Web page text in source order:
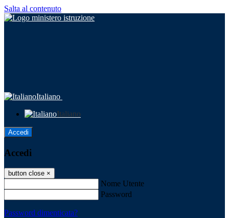
Salta al contenuto
Italiano
Italiano
Accedi
Accedi
button close ×
Nome Utente
Password
Password dimenticata?